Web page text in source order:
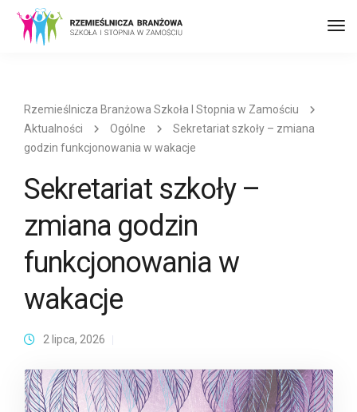
Rzemieślnicza Branżowa Szkoła I Stopnia w Zamościu
Aktualności
Ogólne
Sekretariat szkoły – zmiana
godzin funkcjonowania w wakacje
Sekretariat szkoły –
zmiana godzin
funkcjonowania w
wakacje
2 lipca, 2026